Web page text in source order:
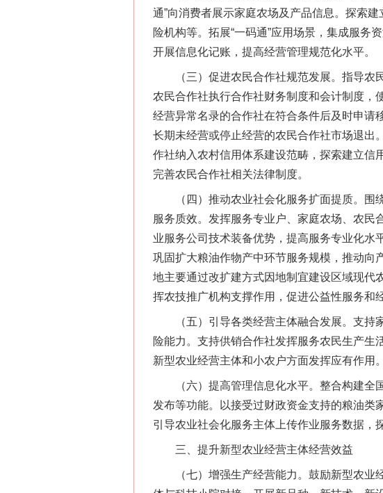
通”向消费者展示家庭农场及产品信息。探索
险机构等。拓展“一码通”应用场景，集成服务
开展信息化记账，提高经营管理规范化水平。
（三）促进农民合作社规范发展。指导农民
农民合作社执行合作社财务制度和会计制度，
经营异常名录的合作社在符合条件后及时申请
长期未经营或停止经营的农民合作社市场退出
作社纳入农村信用体系建设范畴，探索建立信
完善农民合作社相关法律制度。
（四）推动农业社会化服务扩面提质。围绕
服务质效。发挥服务专业户、家庭农场、农
业服务公司技术装备优势，提高服务专业化水
巩固扩大粮油作物产中环节服务规模，推动向
地主要通过改扩建方式因地制宜建设区域现代
挥农技推广机构支撑作用，促进公益性服务和
（五）引导各类经营主体融合发展。支持家
险能力。支持供销合作社发挥服务农民生产
新型农业经营主体和小农户方面发挥应有作用。
（六）提高管理信息化水平。整合构建全国
发布等功能。以接受过财政资金支持的粮油类
引导农业社会化服务主体上传作业服务数据，
三、提升新型农业经营主体经营效益
（七）增强生产经营能力。鼓励新型农业经